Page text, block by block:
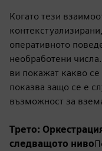
Когато тези
оперативното
необработени
ви покажат какво
показва защо се е
възможност за
Трето:
следващото ниво